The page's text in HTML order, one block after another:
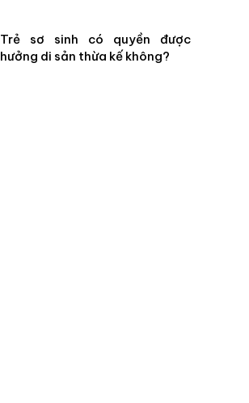
Trẻ sơ sinh có quyền được
hưởng di sản thừa kế không?